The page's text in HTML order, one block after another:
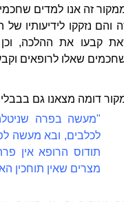
זה אנו למדים
והם נזקקו לידיעותיו
קבעו את ההלכה,
שאלו לרופאים
דומה מצאנו גם
"מעשה בפרה
לכלבים, ובא מעשה
תודוס הרופא אין
מצרים שאין תוחכין